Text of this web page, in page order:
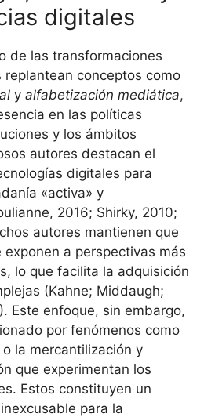
digitales
de las transformaciones
replantean conceptos como
y alfabetización mediática,
en las políticas
y los ámbitos
autores destacan el
digitales para
«activa» y
2016; Shirky, 2010;
autores mantienen que
a perspectivas más
lo que facilita la adquisición
(Kahne; Middaugh;
Este enfoque, sin embargo,
por fenómenos como
la mercantilización y
que experimentan los
Estos constituyen un
para la